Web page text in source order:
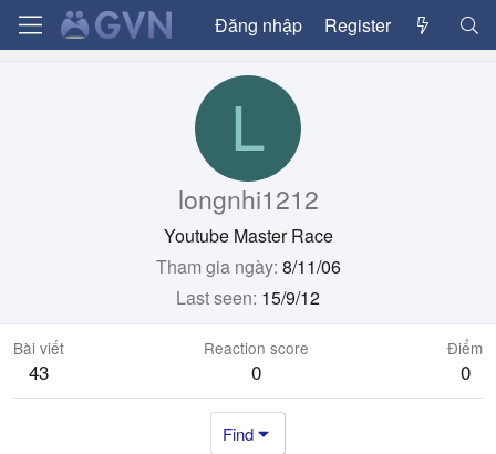
Đăng nhập Register
L
longnhi1212
Youtube Master Race
Tham gia ngày 8/11/06
Last seen 15/9/12
Bài viết
43
Reaction score
0
Điểm
0
Find